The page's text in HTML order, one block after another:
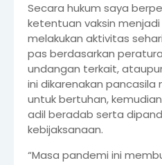
Secara hukum saya
ketentuan vaksin
melakukan aktivitas
pas berdasarkan
undangan terkait,
ini dikarenakan
untuk bertuhan,
adil beradab serta
kebijaksanaan.
“Masa pandemi ini